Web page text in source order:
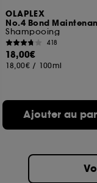
OLAPLEX
No.4 Bond
Shampooing
418
18,00€
18,00€ / 100ml
Ajouter au